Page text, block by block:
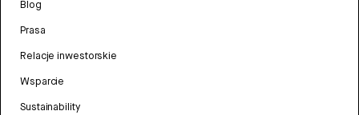
Blog
Prasa
Relacje inwestorskie
Wsparcie
Sustainability